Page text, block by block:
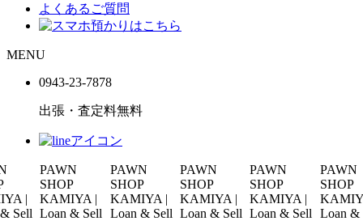
よくあるご質問
MENU
0943-23-7878
出張・査定料無料
PAWN
SHOP
KAMIYA |
Loan & Sell
PAWN
SHOP
KAMIYA |
Loan & Sell
PAWN
SHOP
KAMIYA |
Loan & Sell
PAWN
SHOP
KAMIYA |
Loan & Sell
PAWN
SHOP
KAMIYA |
Loan & Sell